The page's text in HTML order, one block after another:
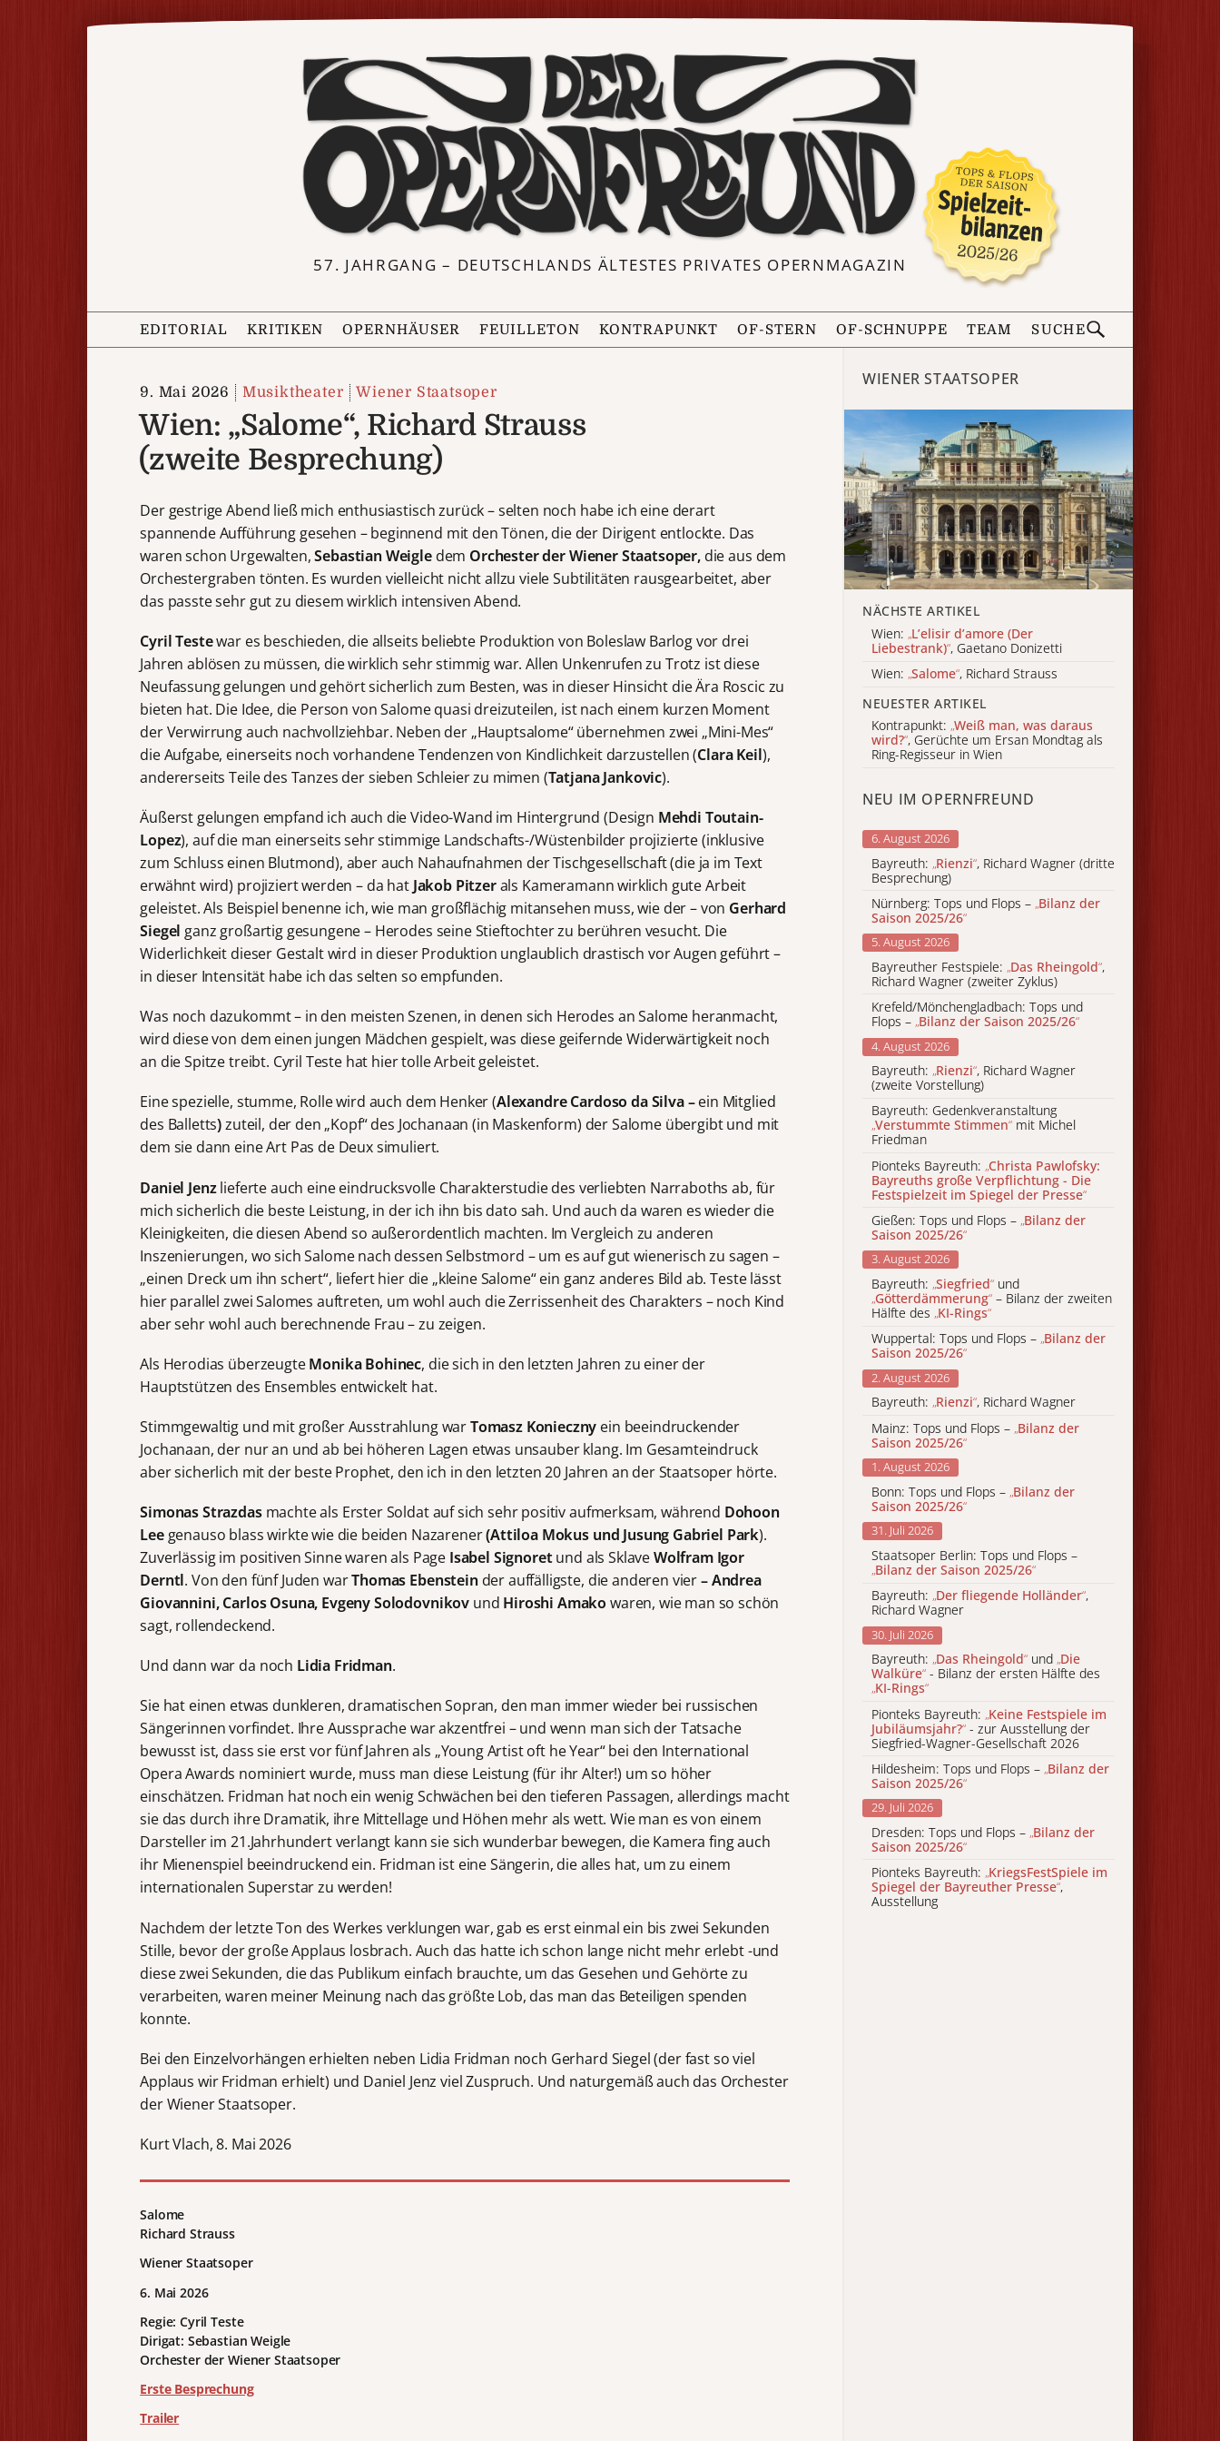
57. JAHRGANG – DEUTSCHLANDS ÄLTESTES PRIVATES OPERNMAGAZIN
EDITORIAL KRITIKEN OPERNHÄUSER FEUILLETON KONTRAPUNKT OF-STERN OF-SCHNUPPE TEAM SUCHE
9. Mai 2026 Musiktheater Wiener Staatsoper
Wien: „Salome“, Richard Strauss
(zweite Besprechung)
Der gestrige Abend ließ mich enthusiastisch zurück – selten noch habe ich eine derart
spannende Aufführung gesehen – beginnend mit den Tönen, die der Dirigent entlockte. Das
waren schon Urgewalten,Sebastian Weigledem Orchester der Wiener Staatsoper,die aus dem
Orchestergraben tönten. Es wurden vielleicht nicht allzu viele Subtilitäten rausgearbeitet, aber
das passte sehr gut zu diesem wirklich intensiven Abend.
Cyril Testewar es beschieden, die allseits beliebte Produktion von Boleslaw Barlog vor drei
Jahren ablösen zu müssen, die wirklich sehr stimmig war. Allen Unkenrufen zu Trotz ist diese
Neufassung gelungen und gehört sicherlich zum Besten, was in dieser Hinsicht die Ära Roscic zu
bieten hat. Die Idee, die Person von Salome quasi dreizuteilen, ist nach einem kurzen Moment
der Verwirrung auch nachvollziehbar. Neben der „Hauptsalome“ übernehmen zwei „Mini-Mes“
die Aufgabe, einerseits noch vorhandene Tendenzen von Kindlichkeit darzustellen (Clara Keil),
andererseits Teile des Tanzes der sieben Schleier zu mimen (Tatjana Jankovic).
Äußerst gelungen empfand ich auch die Video-Wand im Hintergrund (Design Mehdi Toutain-
Lopez), auf die man einerseits sehr stimmige Landschafts-/Wüstenbilder projizierte (inklusive
zum Schluss einen Blutmond), aber auch Nahaufnahmen der Tischgesellschaft (die ja im Text
erwähnt wird) projiziert werden – da hat Jakob Pitzerals Kameramann wirklich gute Arbeit
geleistet. Als Beispiel benenne ich, wie man großflächig mitansehen muss, wie der – von Gerhard
Siegel ganz großartig gesungene – Herodes seine Stieftochter zu berühren vesucht. Die
Widerlichkeit dieser Gestalt wird in dieser Produktion unglaublich drastisch vor Augen geführt –
in dieser Intensität habe ich das selten so empfunden.
Was noch dazukommt – in den meisten Szenen, in denen sich Herodes an Salome heranmacht,
wird diese von dem einen jungen Mädchen gespielt, was diese geifernde Widerwärtigkeit noch
an die Spitze treibt. Cyril Teste hat hier tolle Arbeit geleistet.
Eine spezielle, stumme, Rolle wird auch dem Henker (Alexandre Cardoso da Silva –ein Mitglied
des Balletts)zuteil, der den „Kopf“ des Jochanaan (in Maskenform) der Salome übergibt und mit
dem sie dann eine Art Pas de Deux simuliert.
Daniel Jenzlieferte auch eine eindrucksvolle Charakterstudie des verliebten Narraboths ab, für
mich sicherlich die beste Leistung, in der ich ihn bis dato sah. Und auch da waren es wieder die
Kleinigkeiten, die diesen Abend so außerordentlich machten. Im Vergleich zu anderen
Inszenierungen, wo sich Salome nach dessen Selbstmord – um es auf gut wienerisch zu sagen –
„einen Dreck um ihn schert“, liefert hier die „kleine Salome“ ein ganz anderes Bild ab. Teste lässt
hier parallel zwei Salomes auftreten, um wohl auch die Zerrissenheit des Charakters – noch Kind
aber sehr wohl auch berechnende Frau – zu zeigen.
Als Herodias überzeugteMonika Bohinec, die sich in den letzten Jahren zu einer der
Hauptstützen des Ensembles entwickelt hat.
Stimmgewaltig und mit großer Ausstrahlung warTomasz Konieczny ein beeindruckender
Jochanaan, der nur an und ab bei höheren Lagen etwas unsauber klang. Im Gesamteindruck
aber sicherlich mit der beste Prophet, den ich in den letzten 20 Jahren an der Staatsoper hörte.
Simonas Strazdas machte als Erster Soldat auf sich sehr positiv aufmerksam, während Dohoon
Leegenauso blass wirkte wie die beiden Nazarener(Attiloa Mokus und Jusung Gabriel Park).
Zuverlässig im positiven Sinne waren als Page Isabel Signoretund als SklaveWolfram Igor
Derntl. Von den fünf Juden warThomas Ebensteinder auffälligste, die anderen vier– Andrea
Giovannini, Carlos Osuna, Evgeny Solodovnikov und Hiroshi Amako waren, wie man so schön
sagt, rollendeckend.
Und dann war da noch Lidia Fridman.
Sie hat einen etwas dunkleren, dramatischen Sopran, den man immer wieder bei russischen
Sängerinnen vorfindet. Ihre Aussprache war akzentfrei – und wenn man sich der Tatsache
bewusst ist, dass sie erst vor fünf Jahren als „Young Artist oft he Year“ bei den International
Opera Awards nominiert wurde, muss man diese Leistung (für ihr Alter!) um so höher
einschätzen. Fridman hat noch ein wenig Schwächen bei den tieferen Passagen, allerdings macht
sie das durch ihre Dramatik, ihre Mittellage und Höhen mehr als wett. Wie man es von einem
Darsteller im 21.Jahrhundert verlangt kann sie sich wunderbar bewegen, die Kamera fing auch
ihr Mienenspiel beeindruckend ein. Fridman ist eine Sängerin, die alles hat, um zu einem
internationalen Superstar zu werden!
Nachdem der letzte Ton des Werkes verklungen war, gab es erst einmal ein bis zwei Sekunden
Stille, bevor der große Applaus losbrach. Auch das hatte ich schon lange nicht mehr erlebt -und
diese zwei Sekunden, die das Publikum einfach brauchte, um das Gesehen und Gehörte zu
verarbeiten, waren meiner Meinung nach das größte Lob, das man das Beteiligen spenden
konnte.
Bei den Einzelvorhängen erhielten neben Lidia Fridman noch Gerhard Siegel (der fast so viel
Applaus wir Fridman erhielt) und Daniel Jenz viel Zuspruch. Und naturgemäß auch das Orchester
der Wiener Staatsoper.
Kurt Vlach, 8. Mai 2026
Salome
Richard Strauss
Wiener Staatsoper
6. Mai 2026
Regie: Cyril Teste
Dirigat: Sebastian Weigle
Orchester der Wiener Staatsoper
Erste Besprechung
Trailer
WIENER STAATSOPER
NÄCHSTE ARTIKEL
Wien: „L’elisir d’amore (Der
Liebestrank)“, Gaetano Donizetti
Wien: „Salome“, Richard Strauss
NEUESTER ARTIKEL
Kontrapunkt: „Weiß man, was daraus
wird?“, Gerüchte um Ersan Mondtag als
Ring-Regisseur in Wien
NEU IM OPERNFREUND
6. August 2026
Bayreuth: „Rienzi“, Richard Wagner (dritte
Besprechung)
Nürnberg: Tops und Flops – „Bilanz der
Saison 2025/26“
5. August 2026
Bayreuther Festspiele: „Das Rheingold“,
Richard Wagner (zweiter Zyklus)
Krefeld/Mönchengladbach: Tops und
Flops – „Bilanz der Saison 2025/26“
4. August 2026
Bayreuth: „Rienzi“, Richard Wagner
(zweite Vorstellung)
Bayreuth: Gedenkveranstaltung
„Verstummte Stimmen“ mit Michel
Friedman
Pionteks Bayreuth: „Christa Pawlofsky:
Bayreuths große Verpflichtung - Die
Festspielzeit im Spiegel der Presse“
Gießen: Tops und Flops – „Bilanz der
Saison 2025/26“
3. August 2026
Bayreuth: „Siegfried“ und
„Götterdämmerung“ – Bilanz der zweiten
Hälfte des „KI-Rings“
Wuppertal: Tops und Flops – „Bilanz der
Saison 2025/26“
2. August 2026
Bayreuth: „Rienzi“, Richard Wagner
Mainz: Tops und Flops – „Bilanz der
Saison 2025/26“
1. August 2026
Bonn: Tops und Flops – „Bilanz der
Saison 2025/26“
31. Juli 2026
Staatsoper Berlin: Tops und Flops –
„Bilanz der Saison 2025/26“
Bayreuth: „Der fliegende Holländer“,
Richard Wagner
30. Juli 2026
Bayreuth: „Das Rheingold“ und „Die
Walküre“ - Bilanz der ersten Hälfte des
„KI-Rings“
Pionteks Bayreuth: „Keine Festspiele im
Jubiläumsjahr?“ - zur Ausstellung der
Siegfried-Wagner-Gesellschaft 2026
Hildesheim: Tops und Flops – „Bilanz der
Saison 2025/26“
29. Juli 2026
Dresden: Tops und Flops – „Bilanz der
Saison 2025/26“
Pionteks Bayreuth: „KriegsFestSpiele im
Spiegel der Bayreuther Presse“,
Ausstellung